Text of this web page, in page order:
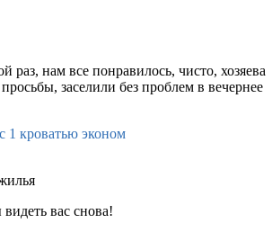
раз, нам все понравилось, чисто, хозяева
заселили без проблем в вечернее
1 кроватью эконом
вас снова!